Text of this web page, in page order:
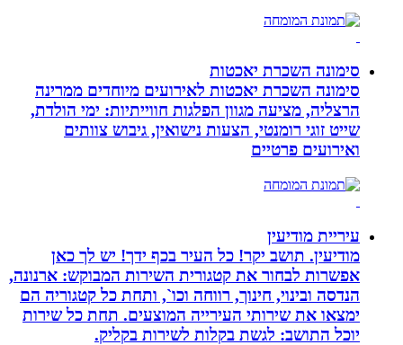
סימונה השכרת יאכטות
סימונה השכרת יאכטות לאירועים מיוחדים ממרינה
הרצליה, מציעה מגוון הפלגות חווייתיות: ימי הולדת,
שייט זוגי רומנטי, הצעות נישואין, גיבוש צוותים
ואירועים פרטיים
עיריית מודיעין
מודיעין. תושב יקר! כל העיר בכף ידך! יש לך כאן
אפשרות לבחור את קטגורית השירות המבוקש: ארנונה,
הנדסה ובינוי, חינוך, רווחה וכו`, ותחת כל קטגוריה הם
ימצאו את שירותי העירייה המוצעים. תחת כל שירות
יוכל התושב: לגשת בקלות לשירות בקליק.